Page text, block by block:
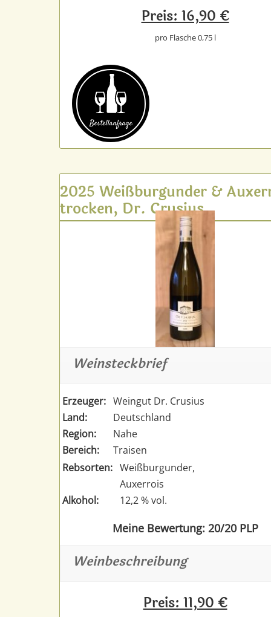
Preis: 16,90 €
pro Flasche 0,75 l
Bestell­anfrage
2025 Weißburgunder &
trocken, Dr. Crusius
Weinsteckbrief
Erzeuger: Weingut Dr. Crusius
Land:
Deutschland
Region:
Nahe
Bereich:
Traisen
Rebsorten: Weißburgunder,
Auxerrois
Alkohol:
12,2 % vol.
Meine Bewertung: 20/20 PLP
Weinbeschreibung
Preis: 11,90 €